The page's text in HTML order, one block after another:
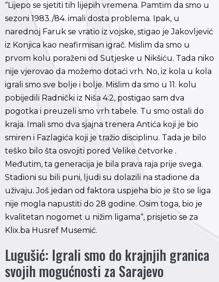
“Lijepo se sjetiti tih lijepih vremena. Pamtim da smo u
sezoni 1983./84. imali dosta problema. Ipak, u
narednoj Faruk se vratio iz vojske, stigao je Jakovljević
iz Konjica kao neafirmisan igrač. Mislim da smo u
prvom kolu poraženi od Sutjeske u Nikšiću. Tada niko
nije vjerovao da možemo dotaći vrh. No, iz kola u kola
igrali smo sve bolje i bolje. Mislim da smo u 11. kolu
pobijedili Radnički iz Niša 4:2, postigao sam dva
pogotka i preuzeli smo vrh tabele. Tu smo ostali do
kraja. Imali smo dva sjajna trenera Antića koji je bio
smiren i Fazlagića koji je tražio disciplinu. Tada je bilo
teško bilo šta osvojiti pored Velike četvorke .
Međutim, ta generacija je bila prava raja prije svega.
Stadioni su bili puni, ljudi su dolazili na stadione da
uživaju. Još jedan od faktora uspjeha bio je što se liga
nije mogla napustiti do 28 godine. Osim toga, bio je
kvalitetan nogomet u nižim ligama“, prisjetio se za
Klix.ba Husref Musemić.
Lugušić: Igrali smo do krajnjih granica
svojih mogućnosti za Sarajevo